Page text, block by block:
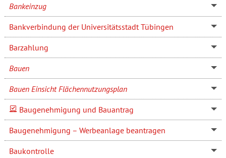
Bankeinzug
Bankverbindung der Universitätsstadt Tübingen
Barzahlung
Bauen
Bauen Einsicht Flächennutzungsplan
Baugenehmigung und Bauantrag
Baugenehmigung – Werbeanlage beantragen
Baukontrolle